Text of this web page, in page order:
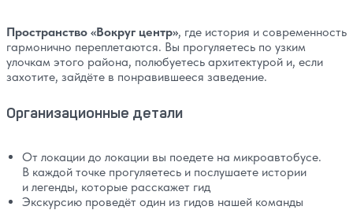
Пространство «Вокруг центр», где история и современность
гармонично переплетаются. Вы прогуляетесь по узким
улочкам этого района, полюбуетесь архитектурой и, если
захотите, зайдёте в понравившееся заведение.
Организационные детали
От локации до локации вы поедете на микроавтобусе.
В каждой точке прогуляетесь и послушаете истории
и легенды, которые расскажет гид
Экскурсию проведёт один из гидов нашей команды